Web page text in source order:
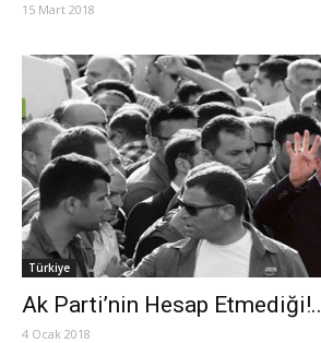
15 Mart 2018
Türkiye
Ak Parti’nin Hesap Etmediği!..
4 Ocak 2018